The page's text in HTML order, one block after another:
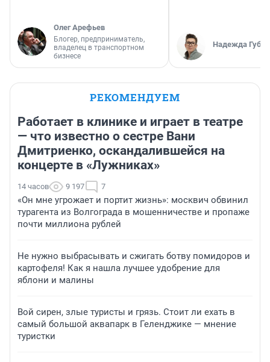
Олег Арефьев
Блогер, предприниматель,
владелец в транспортном
бизнесе
Надежда
РЕКОМЕНДУЕМ
Работает в клинике и играет в театре
— что известно о сестре Вани
Дмитриенко, оскандалившейся на
концерте в «Лужниках»
14 часов 9 197 7
«Он мне угрожает и портит жизнь»: москвич обвинил
турагента из Волгограда в мошенничестве и пропаже
почти миллиона рублей
Не нужно выбрасывать и сжигать ботву помидоров и
картофеля! Как я нашла лучшее удобрение для
яблони и малины
Вой сирен, злые туристы и грязь. Стоит ли ехать в
самый большой аквапарк в Геленджике — мнение
туристки